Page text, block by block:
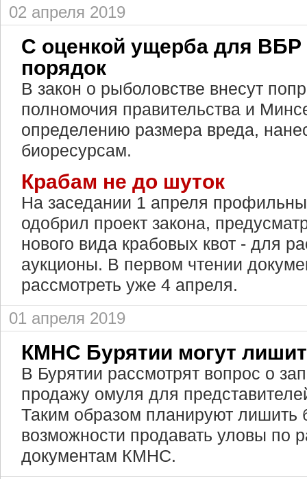
02 апреля 2019
С оценкой ущерба для ВБР
порядок
В закон о рыболовстве внесут
полномочия правительства и
определению размера вреда,
биоресурсам.
Крабам не до шуток
На заседании 1 апреля
одобрил проект закона,
нового вида крабовых квот - для
аукционы. В первом чтении
рассмотреть уже 4 апреля.
01 апреля 2019
КМНС Бурятии могут
В Бурятии рассмотрят вопрос о
продажу омуля для
Таким образом планируют лишить
возможности продавать уловы по
документам КМНС.